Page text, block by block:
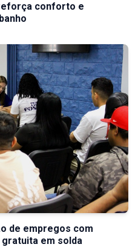
conforto e
de empregos com
em solda